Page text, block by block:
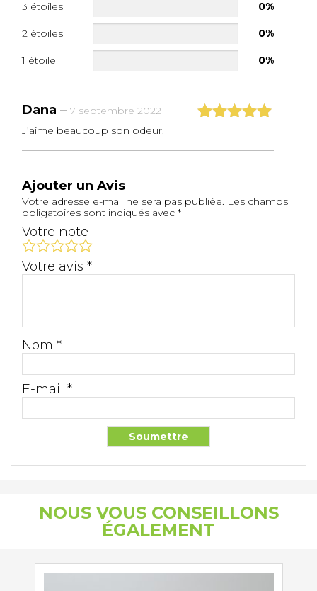
3 étoiles 0%
2 étoiles 0%
1 étoile 0%
Dana – 7 septembre 2022
J’aime beaucoup son odeur.
Ajouter un Avis
Votre adresse e-mail ne sera pas publiée. Les champs
obligatoires sont indiqués avec *
Votre note
Votre avis *
Nom *
E-mail *
NOUS VOUS CONSEILLONS
ÉGALEMENT